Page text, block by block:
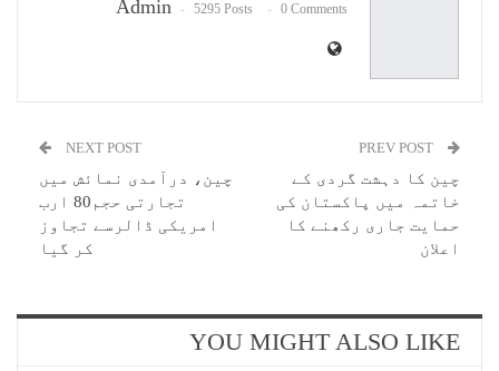
Admin 5295 Posts 0 Comments
چین کا دہشت گردی کے
خاتمہ میں پاکستان کی
حمایت جاری رکھنے کا
اعلان
NEXT POST
چین، درآمدی نمائش میں
تجارتی حجم80 ارب
امریکی ڈالرسے تجاوز
کر گیا
YOU MIGHT ALSO LIKE